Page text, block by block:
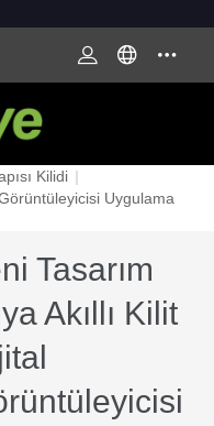
Kilidi |
Uygulama
Tasarım
Akıllı Kilit